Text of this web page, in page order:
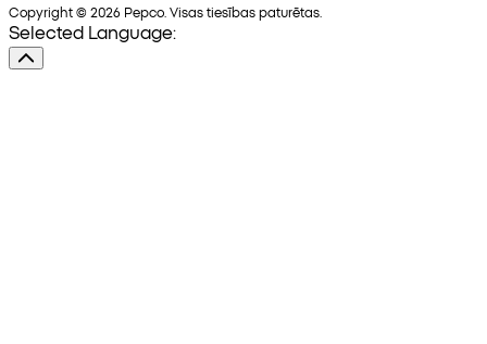
Copyright © 2026 Pepco. Visas tiesības paturētas.
Selected Language: